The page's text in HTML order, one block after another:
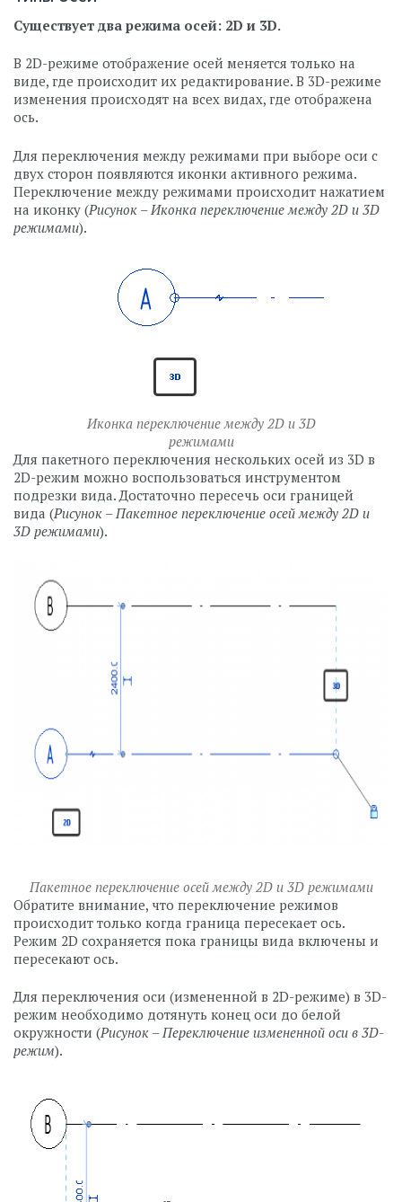
Существует два режима осей: 2D и 3D.
В 2D-режиме отображение осей меняется только на
виде, где происходит их редактирование. В 3D-режиме
изменения происходят на всех видах, где отображена
ось.
Для переключения между режимами при выборе оси с
двух сторон появляются иконки активного режима.
Переключение между режимами происходит нажатием
на иконку (Рисунок – Иконка переключение между 2D и 3D
режимами).
Иконка переключение между 2D и 3D
режимами
Для пакетного переключения нескольких осей из 3D в
2D-режим можно воспользоваться инструментом
подрезки вида. Достаточно пересечь оси границей
вида (Рисунок – Пакетное переключение осей между 2D и
3D режимами).
Пакетное переключение осей между 2D и 3D режимами
Обратите внимание, что переключение режимов
происходит только когда граница пересекает ось.
Режим 2D сохраняется пока границы вида включены и
пересекают ось.
Для переключения оси (измененной в 2D-режиме) в 3D-
режим необходимо дотянуть конец оси до белой
окружности (Рисунок – Переключение измененной оси в 3D-
режим).